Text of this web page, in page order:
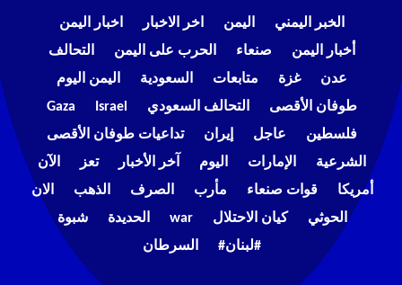
الخبر اليمني اليمن اخر الاخبار
اخبار اليمن
أخبار اليمن
صنعاء الحرب على اليمن
التحالف
عدن
غزة متابعات السعودية
اليمن اليوم
طوفان الأقصى
التحالف السعودي Israel
Gaza
فلسطين
عاجل إيران
تداعيات طوفان الأقصى
الشرعية
الإمارات اليوم آخر الأخبار تعز
الآن
أمريكا
قوات صنعاء مأرب الصرف الذهب
الان
الحوثي
كيان الاحتلال war الحديدة
شبوة
#لبنان#
السرطان